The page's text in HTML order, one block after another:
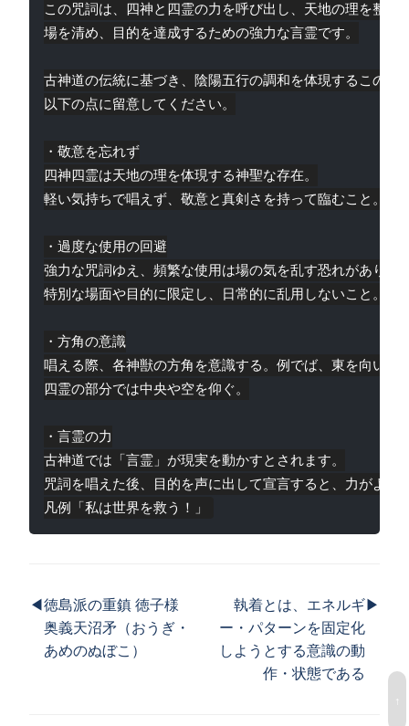
この咒詞は、四神と四霊の力を呼び出し、天地の理を整え
場を清め、目的を達成するための強力な言霊です。
古神道の伝統に基づき、陰陽五行の調和を体現するこの咒
以下の点に留意してください。
・敬意を忘れず
四神四霊は天地の理を体現する神聖な存在。
軽い気持ちで唱えず、敬意と真剣さを持って臨むこと。
・過度な使用の回避
強力な咒詞ゆえ、頻繁な使用は場の気を乱す恐れがありま
特別な場面や目的に限定し、日常的に乱用しないこと。
・方角の意識
唱える際、各神獣の方角を意識する。例でば、東を向いて
四霊の部分では中央や空を仰ぐ。
・言霊の力
古神道では「言霊」が現実を動かすとされます。
咒詞を唱えた後、目的を声に出して宣言すると、力がより
◀徳島派の重鎮 徳子様
奥義天沼矛（おうぎ・
あめのぬぼこ）
執着とは、エネルギ
ー・パターンを固定化
しようとする意識の動
作・状態である
▶
↑